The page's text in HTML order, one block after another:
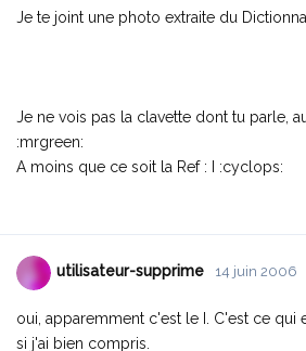
Je te joint une photo extraite du
Je ne vois pas la clavette dont tu parle,
:mrgreen:
A moins que ce soit la Ref : I :cyclops:
utilisateur-supprime 14 juin 2006
oui, apparemment c'est le I. C'est ce qui
si j'ai bien compris.